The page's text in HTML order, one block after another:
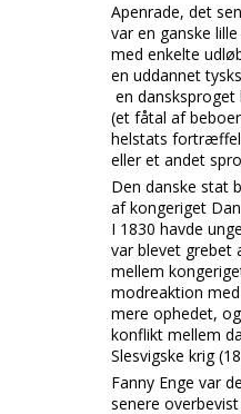
Apenrade, det
var en ganske
med enkelte
en uddannet
en
(et fåtal af
helstats
eller et andet
Den danske stat
af kongeriget
I 1830 havde
var blevet grebet
mellem
modreaktion
mere ophedet,
konflikt mellem
Slesvigske krig
Fanny Enge var
senere